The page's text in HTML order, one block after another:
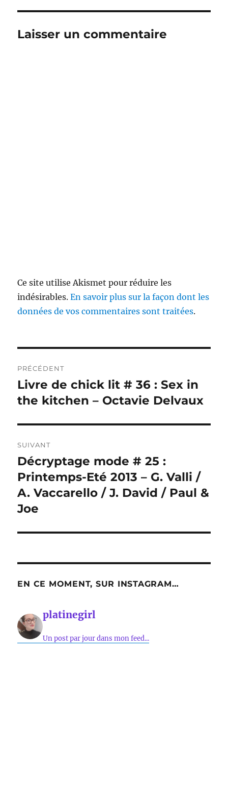
Laisser un commentaire
Ce site utilise Akismet pour réduire les
indésirables.En savoir plus sur la façon dont les
données de vos commentaires sont traitées.
de
l’article
PRÉCÉDENT
Publication
précédente :
Livre de chick lit # 36 : Sex in
the kitchen – Octavie Delvaux
SUIVANT
Publication
suivante :
Décryptage mode # 25 :
Printemps-Eté 2013 – G. Valli /
A. Vaccarello / J. David / Paul &
Joe
EN CE MOMENT, SUR INSTAGRAM…
platinegirl
Un post par jour dans mon feed...